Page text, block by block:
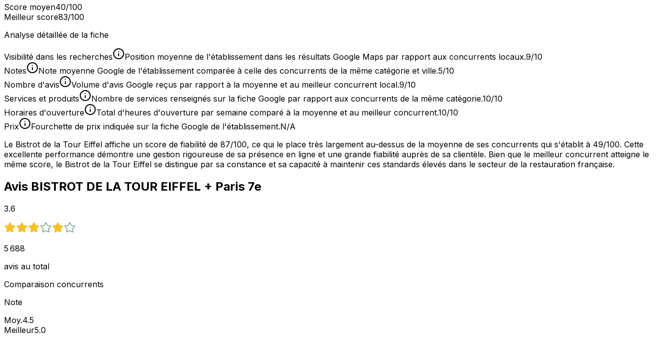
Score moyen40/100
Meilleur score83/100
Analyse détaillée de la fiche
Visibilité dans les recherches Position moyenne de l'établissement dans les résultats Google Maps par rapport aux concurrents locaux.9/10
Notes
Note moyenne Google de l'établissement comparée à celle des concurrents de la même catégorie et ville.5/10
Nombre d'avis
Volume d'avis Google reçus par rapport à la moyenne et au meilleur concurrent local.9/10
Services et produits
Nombre de services renseignés sur la fiche Google par rapport aux concurrents de la même catégorie.10/10
Horaires d'ouverture
Total d'heures d'ouverture par semaine comparé à la moyenne et au meilleur concurrent.10/10
Prix
Fourchette de prix indiquée sur la fiche Google de l'établissement.N/A
Le Bistrot de la Tour Eiffel affiche un score de fiabilité de 87/100, ce qui le place très largement au-dessus de la moyenne de ses concurrents qui s'établit à 49/100. Cette
excellente performance démontre une gestion rigoureuse de sa présence en ligne et une grande fiabilité auprès de sa clientèle. Bien que le meilleur concurrent atteigne le
même score, le Bistrot de la Tour Eiffel se distingue par sa constance et sa capacité à maintenir ces standards élevés dans le secteur de la restauration française.
Avis BISTROT DE LA TOUR EIFFEL + Paris 7e
3.6
5 688
avis au total
Comparaison concurrents
Note
Moy.4.5
Meilleur5.0